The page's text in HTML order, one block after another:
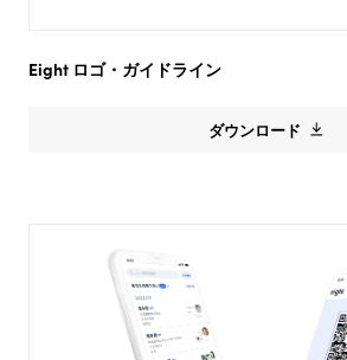
Eight ロゴ・ガイドライン
ダウンロード